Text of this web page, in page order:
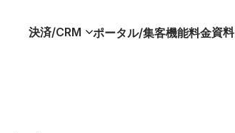
決済/CRM ポータル/集客機能料金資料